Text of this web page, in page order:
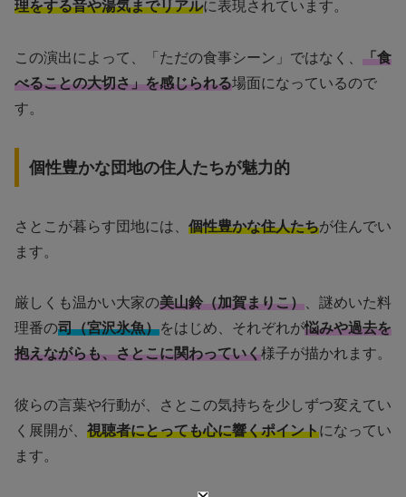
理をする音や湯気までリアルに表現されています。
この演出によって、「ただの食事シーン」ではなく、 「食
べることの大切さ」を感じられる場面になっているので
す。
個性豊かな団地の住人たちが魅力的
さとこが暮らす団地には、 個性豊かな住人たちが住んでい
ます。
厳しくも温かい大家の美山鈴（加賀まりこ） 、謎めいた料
理番の司（宮沢氷魚）をはじめ、それぞれが悩みや過去を
抱えながらも、さとこに関わっていく様子が描かれます。
彼らの言葉や行動が、さとこの気持ちを少しずつ変えてい
く展開が、 視聴者にとっても心に響くポイントになってい
ます。